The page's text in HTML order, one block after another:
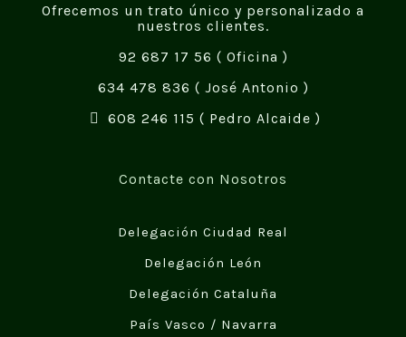
Ofrecemos un trato único y personalizado a
nuestros clientes.
92 687 17 56 ( Oficina )
634 478 836 ( José Antonio )
608 246 115 ( Pedro Alcaide )
Contacte con Nosotros
Delegación Ciudad Real
Delegación León
Delegación Cataluña
País Vasco / Navarra